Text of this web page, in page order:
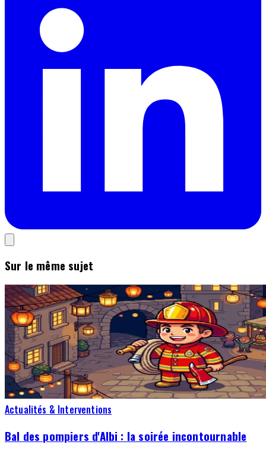
Sur le même sujet
Actualités & Interventions
Bal des pompiers d'Albi : la soirée incontournable